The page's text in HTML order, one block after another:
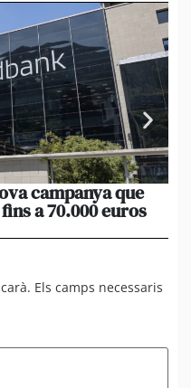
campanya que
a 70.000 euros
Els camps necessaris